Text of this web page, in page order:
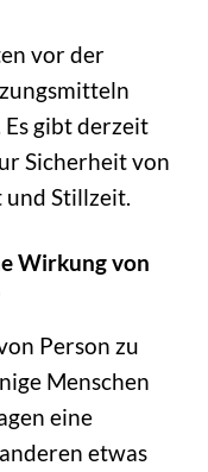
vor der
gibt derzeit
Sicherheit von
und Stillzeit.
Wirkung von
Person zu
Menschen
eine
etwas